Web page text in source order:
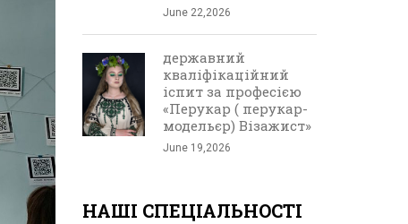
June 22,2026
державний
кваліфікаційний
іспит за професією
«Перукар ( перукар-
модельєр) Візажист»
June 19,2026
НАШІ СПЕЦІАЛЬНОСТІ